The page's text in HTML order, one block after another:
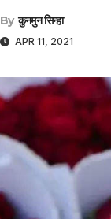
By कुनमुन सिन्हा
APR 11, 2021